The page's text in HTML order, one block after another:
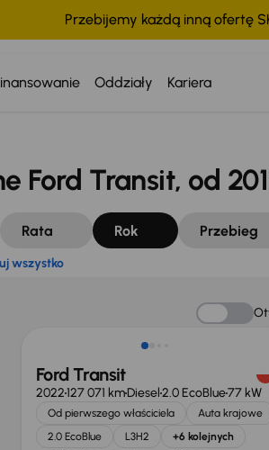
Przebijemy każdą inną ofertę
Oddziały Kariera
wszystko
Ford Transit, od
Rata Rok Przebieg
wszystko
Ford Transit
2022127 071 kmDiesel2.0 EcoBlue77 kW
Od pierwszego właściciela
Auta krajowe
2.0 EcoBlue
L3H2 +6 kolejnych